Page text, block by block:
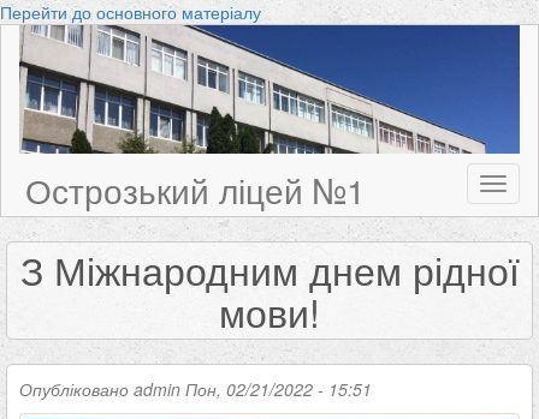
Перейти до основного матеріалу
Острозький ліцей №1
З Міжнародним днем рідної
мови!
Опубліковано admin Пон, 02/21/2022 - 15:51